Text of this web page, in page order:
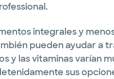
integrales y
pueden ayudar a
y las vitaminas varían
sus